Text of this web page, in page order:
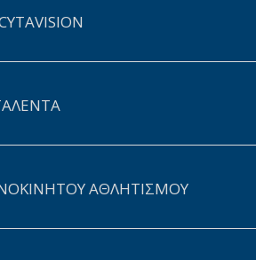
ΑΘΛΗΤΙΣΜΟΥ